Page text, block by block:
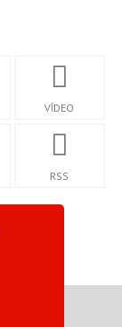
VİDEO
RSS